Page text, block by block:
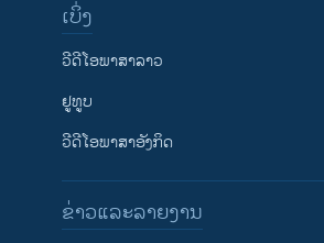
ເບິ່ງ
ວີດີໂອພາສາລາວ
ຢູທູບ
ວີດີໂອພາສາອັງກິດ
ຂ່າວແລະລາຍງານ